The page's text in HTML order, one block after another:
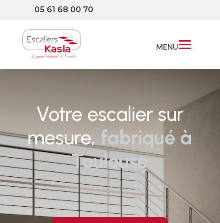
05 61 68 00 70
Votre escalier sur
mesure, fabriqué à
Toulouse